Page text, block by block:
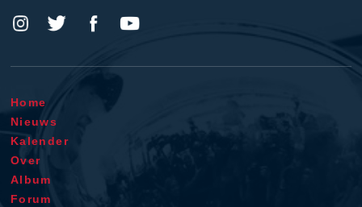
Home
Nieuws
Kalender
Over
Album
Forum